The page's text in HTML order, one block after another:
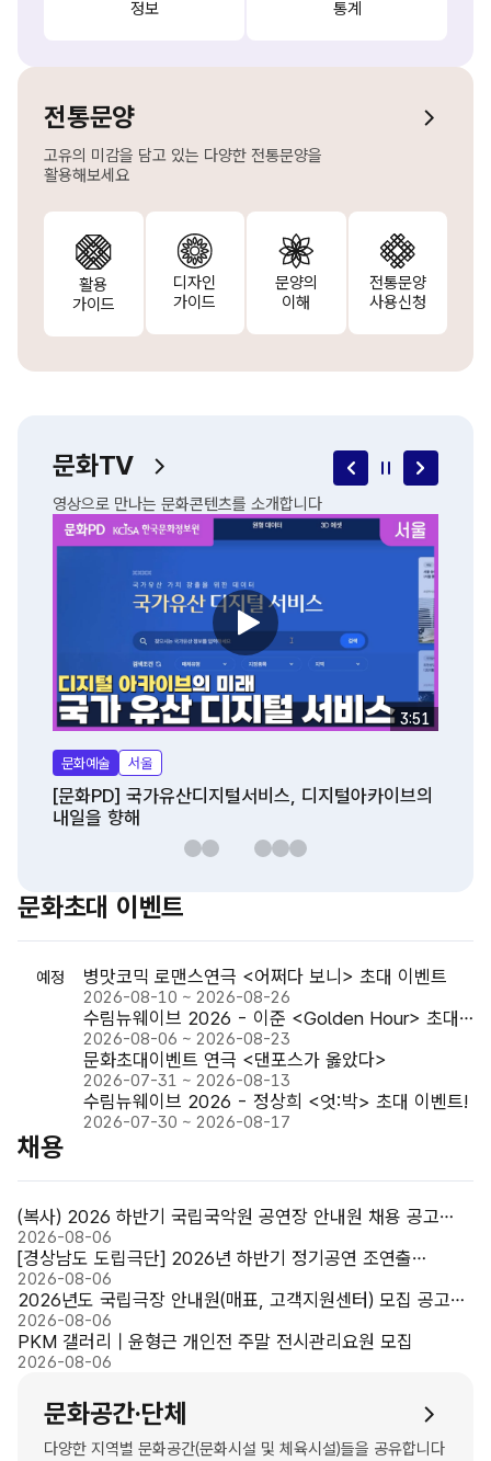
정보 통계
전통문양
고유의 미감을 담고 있는 다양한 전통문양을
활용해보세요
활용
가이드
디자인
가이드
문양의
이해
전통문양
사용신청
문화TV
영상으로 만나는 문화콘텐츠를 소개합니다
3:51
유산디지털서비스, 디지털아카이브의
[문화PD] 끝이 나면
문화초대 이벤트
초
이
트
예정 병맛코믹 로맨스연극 <어쩌다 보니> 초대 이벤트
2026-08-10 ~ 2026-08-26
수림뉴웨이브 2026 - 이준 <Golden Hour> 초대
이벤트!
2026-08-06 ~ 2026-08-23
문화초대이벤트 연극 <댄포스가 옳았다>
2026-07-31 ~ 2026-08-13
수림뉴웨이브 2026 - 정상희 <엇:박> 초대 이벤트!
2026-07-30 ~ 2026-08-17
채용
더
기
(복사) 2026 하반기 국립국악원 공연장 안내원 채용 공고
(~8/11)
2026-08-06
[경상남도 도립극단] 2026년 하반기 정기공연 조연출
공개모집 공고
2026-08-06
2026년도 국립극장 안내원(매표, 고객지원센터) 모집 공고
(~8/9)
2026-08-06
PKM 갤러리 | 윤형근 개인전 주말 전시관리요원 모집
2026-08-06
문화공간·단체
다양한 지역별 문화공간(문화시설 및 체육시설)들을 공유합니다